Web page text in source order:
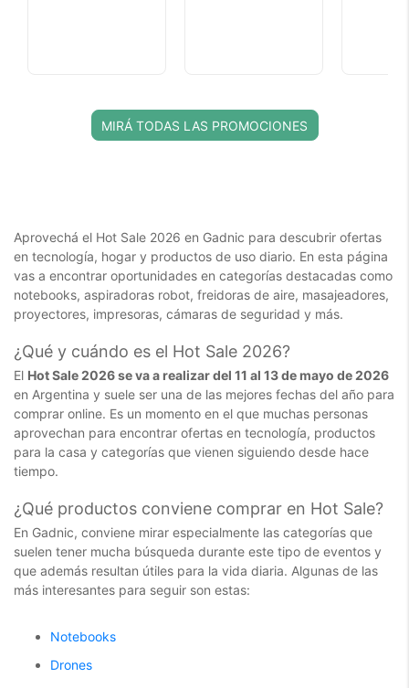
MIRÁ TODAS LAS PROMOCIONES
Aprovechá el Hot Sale 2026 en Gadnic para descubrir ofertas
en tecnología, hogar y productos de uso diario. En esta página
vas a encontrar oportunidades en categorías destacadas como
notebooks, aspiradoras robot, freidoras de aire, masajeadores,
proyectores, impresoras, cámaras de seguridad y más.
¿Qué y cuándo es el Hot Sale 2026?
El Hot Sale 2026 se va a realizar del 11 al 13 de mayo de 2026
en Argentina y suele ser una de las mejores fechas del año para
comprar online. Es un momento en el que muchas personas
aprovechan para encontrar ofertas en tecnología, productos
para la casa y categorías que vienen siguiendo desde hace
tiempo.
¿Qué productos conviene comprar en Hot Sale?
En Gadnic, conviene mirar especialmente las categorías que
suelen tener mucha búsqueda durante este tipo de eventos y
que además resultan útiles para la vida diaria. Algunas de las
más interesantes para seguir son estas:
Notebooks
Drones